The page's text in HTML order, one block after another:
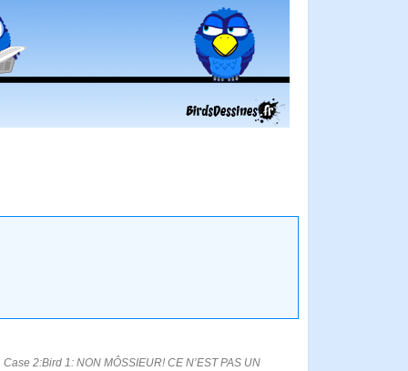
2:Bird 1: NON MÔSSIEUR! CE N’EST PAS UN